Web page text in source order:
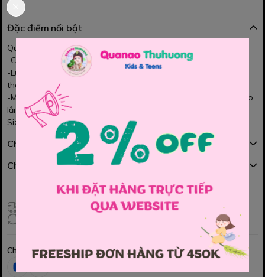
Đặc điểm nổi bật
Quần kaki C&A cho bé trai
-Chất vải Kaki cotton mềm mát, form quần đứng, túi thật,
-Lưng quần cài nút, môt số mẫu có lưng thun co giãn, dây rút
thât.
-Màu sắc trung tính, from quần dễ mặc, dễ phối với nhiều kiểu áo
lắm ạ!
Size 8y, 11/12y
Chính sách mua hàng
Chính sách đổi hàng
Giao hàng toàn quốc
Chia sẻ